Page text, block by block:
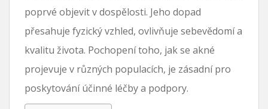
poprvé objevit v dospělosti. Jeho dopad
přesahuje fyzický vzhled, ovlivňuje sebevědomí a
kvalitu života. Pochopení toho, jak se akné
projevuje v různých populacích, je zásadní pro
poskytování účinné léčby a podpory.